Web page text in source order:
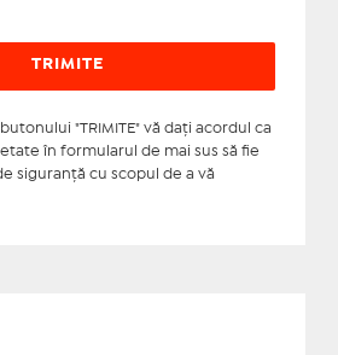
"TRIMITE" vă daţi acordul ca
în formularul de mai sus să fie
siguranţă cu scopul de a vă